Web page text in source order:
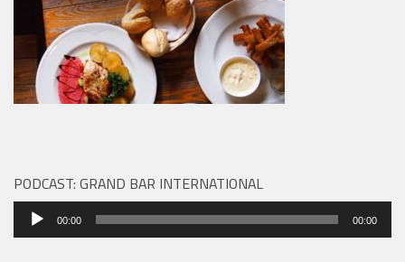
PODCAST: GRAND BAR INTERNATIONAL
Audio
přehrávač
00:00 00:00